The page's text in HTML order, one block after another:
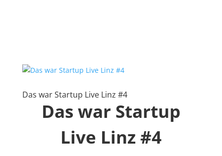
Das war Startup Live Linz #4
Das war Startup
Live Linz #4